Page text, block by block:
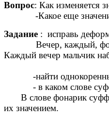
Вопрос: Как изменяется
-Какое еще значение
Задание : исправь
Вечер, каждый,
Каждый вечер мальчик
-найти однокоренные
- в каком слове
В слове фонарик
их значением.